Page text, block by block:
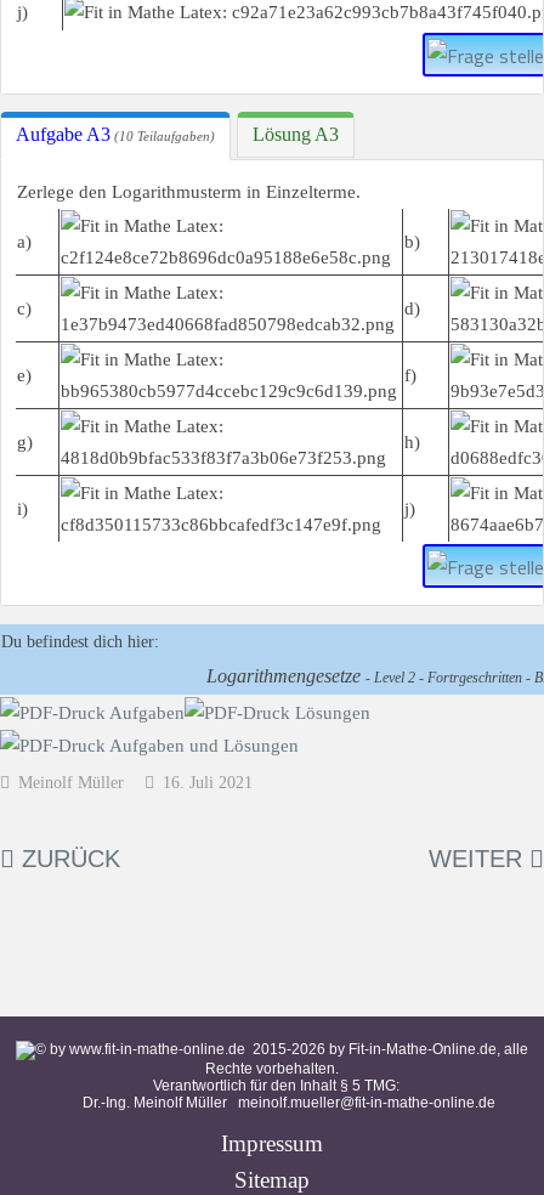
j)
Aufgabe A3 (10 Teilaufgaben) Lösung A3
Zerlege den Logarithmusterm in Einzelterme.
a) b)
c) d)
e) f)
g) h)
i) j)
Du befindest dich hier:
Logarithmengesetze - Level 2 - Fortrgeschritten -
Meinolf Müller 16. Juli 2021
ZURÜCK WEITER
2015-2026 by Fit-in-Mathe-Online.de, alle
Rechte vorbehalten.
Verantwortlich für den Inhalt § 5 TMG:
Dr.-Ing. Meinolf Müller meinolf.mueller@fit-in-mathe-online.de
Impressum
Sitemap